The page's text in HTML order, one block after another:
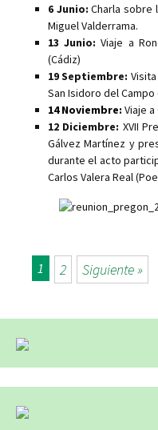
6 Junio: Charla sobre
Miguel Valderrama.
13 Junio: Viaje a
(Cádiz)
19 Septiembre:
San Isidoro del
14 Noviembre: Viaje
12 Diciembre: XVII
Gálvez Martínez y
durante el acto
Carlos Valera Real
1 2 Siguiente »